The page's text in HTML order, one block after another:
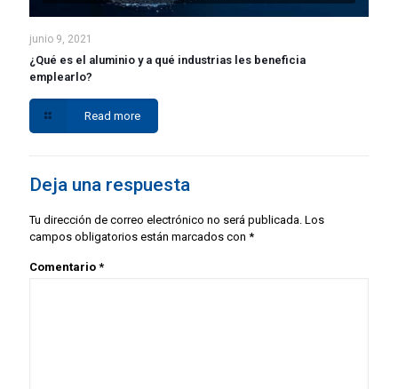
junio 9, 2021
¿Qué es el aluminio y a qué industrias les beneficia
emplearlo?
Read more
Deja una respuesta
Tu dirección de correo electrónico no será publicada. Los
campos obligatorios están marcados con *
Comentario *